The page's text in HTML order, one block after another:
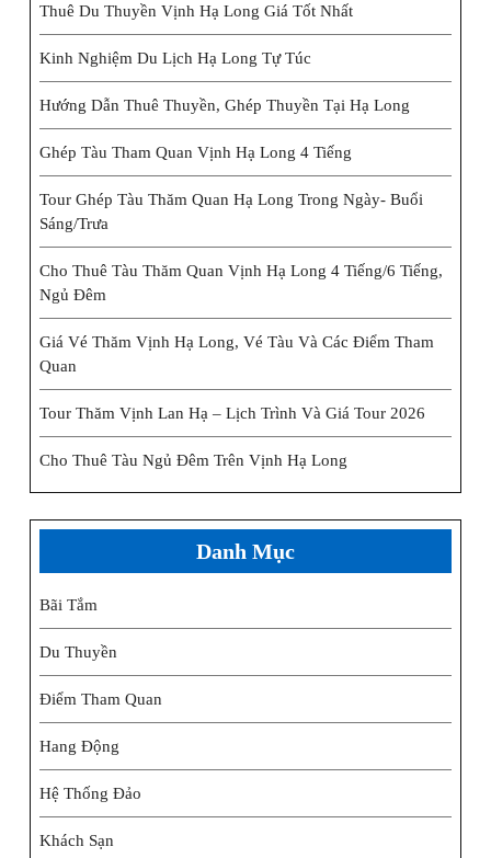
Thuê Du Thuyền Vịnh Hạ Long Giá Tốt Nhất
Kinh Nghiệm Du Lịch Hạ Long Tự Túc
Hướng Dẫn Thuê Thuyền, Ghép Thuyền Tại Hạ Long
Ghép Tàu Tham Quan Vịnh Hạ Long 4 Tiếng
Tour Ghép Tàu Thăm Quan Hạ Long Trong Ngày- Buổi
Sáng/trưa
Cho Thuê Tàu Thăm Quan Vịnh Hạ Long 4 Tiếng/6 Tiếng,
Ngủ Đêm
Giá Vé Thăm Vịnh Hạ Long, Vé Tàu Và Các Điểm Tham
Quan
Tour Thăm Vịnh Lan Hạ – Lịch Trình Và Giá Tour 2026
Cho Thuê Tàu Ngủ Đêm Trên Vịnh Hạ Long
Danh Mục
Bãi Tắm
Du Thuyền
Điểm Tham Quan
Hang Động
Hệ Thống Đảo
Khách Sạn